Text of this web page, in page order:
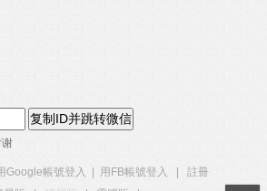
复制ID并跳转微信
Google帳號登入 用FB帳號登入
註冊